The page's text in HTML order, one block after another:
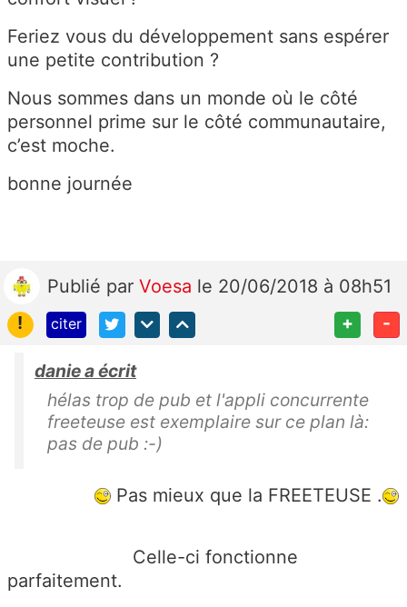
Feriez vous du développement sans espérer
une petite contribution ?
Nous sommes dans un monde où le côté
personnel prime sur le côté communautaire,
c’est moche.
bonne journée
Publié par Voesa le 20/06/2018 à 08h51
!
citer + -
danie a écrit
hélas trop de pub et l'appli concurrente
freeteuse est exemplaire sur ce plan là:
pas de pub :-)
Pas mieux que la FREETEUSE .
Celle-ci fonctionne
parfaitement.